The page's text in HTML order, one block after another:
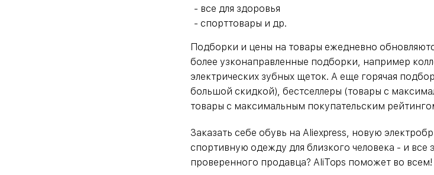
все для здоровья
спорттовары и др.
Подборки и цены на товары ежедневно
более узконаправленные подборки, например
электрических зубных щеток. А еще горячая
большой скидкой), бестселлеры (товары с
товары с максимальным покупательским
Заказать себе обувь на Aliexpress, новую
спортивную одежду для близкого человека - и все
проверенного продавца? AliTops поможет во всем!